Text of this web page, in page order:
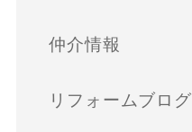
仲介情報
リフォームブログ